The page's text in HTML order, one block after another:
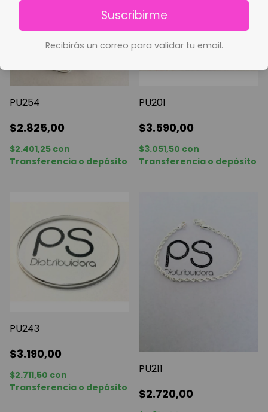
PU254
$2.825,00
$2.401,25 con
Transferencia o depósito
PU201
$3.590,00
$3.051,50 con
Transferencia o depósito
PU243
$3.190,00
$2.711,50 con
Transferencia o depósito
PU211
$2.720,00
Suscribirme
Recibirás un correo para validar tu email.